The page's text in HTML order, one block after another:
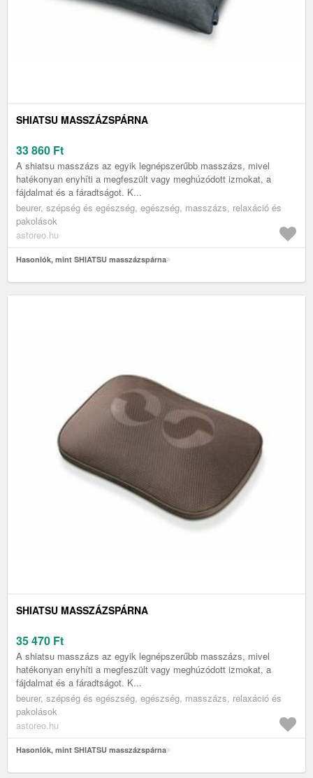
SHIATSU MASSZÁZSPÁRNA
33 860 Ft
A shiatsu masszázs az egyik legnépszerűbb masszázs, mivel
hatékonyan enyhíti a megfeszült vagy meghúzódott izmokat, a
fájdalmat és a fáradtságot. K...
beurer, szépség és egészség, egészség, masszázs, relaxáció és
pakolások
astoreo.hu
Hasonlók, mint SHIATSU masszázspárna
SHIATSU MASSZÁZSPÁRNA
35 470 Ft
A shiatsu masszázs az egyik legnépszerűbb masszázs, mivel
hatékonyan enyhíti a megfeszült vagy meghúzódott izmokat, a
fájdalmat és a fáradtságot. K...
beurer, szépség és egészség, egészség, masszázs, relaxáció és
pakolások
astoreo.hu
Hasonlók, mint SHIATSU masszázspárna